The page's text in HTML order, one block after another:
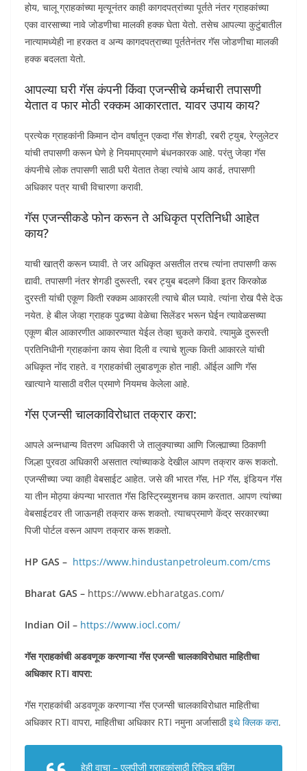
होय, चालू ग्राहकांच्या मृत्यूनंतर काही कागदपत्रांच्या पूर्तते नंतर ग्राहकांच्या
एका वारसाच्या नावे जोडणीचा मालकी हक्क घेता येतो. तसेच आपल्या कुटुंबातील
नात्यामध्येही ना हरकत व अन्य कागदपत्राच्या पूर्ततेनंतर गॅस जोडणीचा मालकी
हक्क बदलता येतो.
आपल्या घरी गॅस कंपनी किंवा एजन्सीचे कर्मचारी तपासणी
येतात व फार मोठी रक्कम आकारतात. यावर उपाय काय?
प्रत्येक ग्राहकांनी किमान दोन वर्षातून एकदा गॅस शेगडी, रबरी ट्युब, रेग्लुलेटर
यांची तपासणी करून घेणे हे नियमाप्रमाणे बंधनकारक आहे. परंतु जेव्हा गॅस
कंपनीचे लोक तपासणी साठी घरी येतात तेव्हा त्यांचे आय कार्ड, तपासणी
अधिकार पत्र याची विचारणा करावी.
गॅस एजन्सीकडे फोन करून ते अधिकृत प्रतिनिधी आहेत
काय?
याची खात्री करून घ्यावी. ते जर अधिकृत असतील तरच त्यांना तपासणी करू
द्यावी. तपासणी नंतर शेगडी दुरूस्ती, रबर ट्युब बदलणे किंवा इतर किरकोळ
दुरस्ती यांची एकूण किती रक्कम आकारली त्याचे बील घ्यावे. त्यांना रोख पैसे देऊ
नयेत. हे बील जेव्हा ग्राहक पुढच्या वेळेचा सिलेंडर भरून घेईन त्यावेळसच्या
एकूण बील आकारणीत आकारण्यात येईल तेव्हा चुकते करावे. त्यामुळे दुरूस्ती
प्रतिनिधीनी ग्राहकांना काय सेवा दिली व त्याचे शुल्क किती आकारले यांची
अधिकृत नोंद राहते. व ग्राहकांची लुबाडणूक होत नाही. ऑईल आणि गॅस
खात्याने यासाठी वरील प्रमाणे नियमच केलेला आहे.
गॅस एजन्सी चालकाविरोधात तक्रार करा:
आपले अन्नधान्य वितरण अधिकारी जे तालुक्याच्या आणि जिल्ह्याच्या ठिकाणी
जिल्हा पुरवठा अधिकारी असतात त्यांच्याकडे देखील आपण तक्रार करू शकतो.
एजन्सीच्या ज्या काही वेबसाईट आहेत. जसे की भारत गॅस, HP गॅस, इंडियन गॅस
या तीन मोठ्या कंपन्या भारतात गॅस डिस्ट्रिब्युशनच काम करतात. आपण त्यांच्या
वेबसाईटवर ती जाऊनही तक्रार करू शकतो. त्याचप्रमाणे केंद्र सरकारच्या
पिजी पोर्टल वरून आपण तक्रार करू शकतो.
HP GAS – https://www.hindustanpetroleum.com/cms
Bharat GAS – https://www.ebharatgas.com/
Indian Oil – https://www.iocl.com/
गॅस ग्राहकांची अडवणूक करणाऱ्या गॅस एजन्सी चालकाविरोधात माहितीचा
अधिकार RTI वापरा:
गॅस ग्राहकांची अडवणूक करणाऱ्या गॅस एजन्सी चालकाविरोधात माहितीचा
अधिकार RTI वापरा, माहितीचा अधिकार RTI नमुना अर्जासाठीइथे क्लिक करा.
हेही वाचा – एलपीजी ग्राहकांसाठी रिफिल बुकिंग